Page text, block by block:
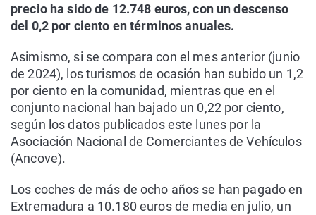
precio ha sido de 12.748 euros, con un descenso
del 0,2 por ciento en términos anuales.
Asimismo, si se compara con el mes anterior (junio
de 2024), los turismos de ocasión han subido un 1,2
por ciento en la comunidad, mientras que en el
conjunto nacional han bajado un 0,22 por ciento,
según los datos publicados este lunes por la
Asociación Nacional de Comerciantes de Vehículos
(Ancove).
Los coches de más de ocho años se han pagado en
Extremadura a 10.180 euros de media en julio, un